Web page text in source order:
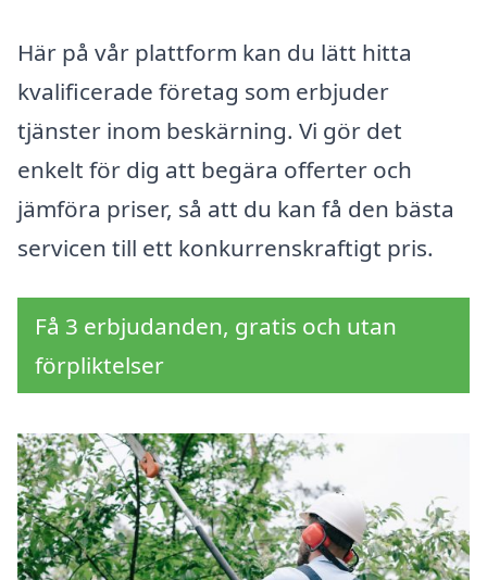
Här på vår plattform kan du lätt hitta
kvalificerade företag som erbjuder
tjänster inom beskärning. Vi gör det
enkelt för dig att begära offerter och
jämföra priser, så att du kan få den bästa
servicen till ett konkurrenskraftigt pris.
Få 3 erbjudanden, gratis och utan
förpliktelser